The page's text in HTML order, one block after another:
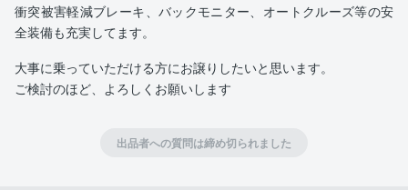
衝突被害軽減ブレーキ、バックモニター、オートクルーズ等の安
全装備も充実してます。
大事に乗っていただける方にお譲りしたいと思います。
ご検討のほど、よろしくお願いします
出品者への質問は締め切られました